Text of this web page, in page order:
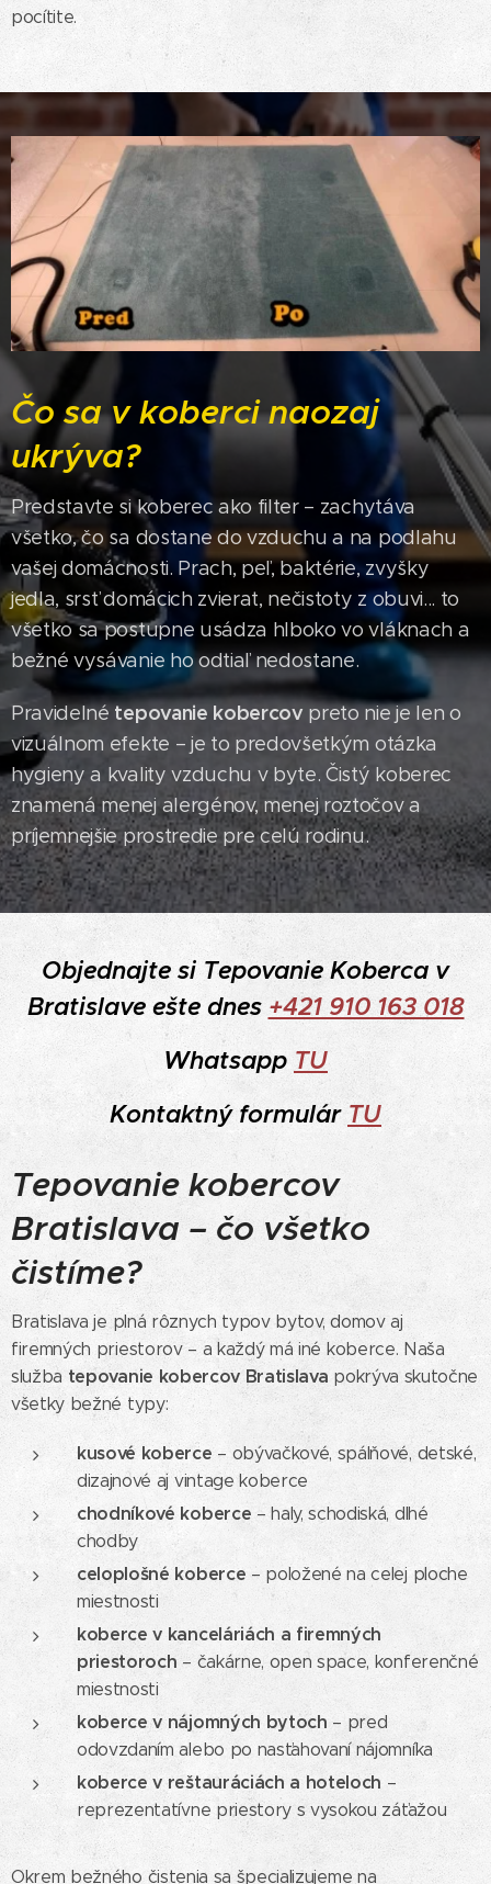
pocítite.
Čo sa v koberci naozaj
ukrýva?
Predstavte si koberec ako filter – zachytáva
všetko, čo sa dostane do vzduchu a na podlahu
vašej domácnosti. Prach, peľ, baktérie, zvyšky
jedla, srsť domácich zvierat, nečistoty z obuvi... to
všetko sa postupne usádza hlboko vo vláknach a
bežné vysávanie ho odtiaľ nedostane.
Pravidelné tepovanie kobercov preto nie je len o
vizuálnom efekte – je to predovšetkým otázka
hygieny a kvality vzduchu v byte. Čistý koberec
znamená menej alergénov, menej roztočov a
príjemnejšie prostredie pre celú rodinu.
Objednajte si Tepovanie Koberca v
Bratislave ešte dnes +421 910 163 018
Whatsapp TU
Kontaktný formulárTU
Tepovanie kobercov
Bratislava – čo všetko
čistíme?
Bratislava je plná rôznych typov bytov, domov aj
firemných priestorov – a každý má iné koberce. Naša
služba tepovanie kobercov Bratislava pokrýva skutočne
všetky bežné typy:
kusové koberce – obývačkové, spálňové, detské,
dizajnové aj vintage koberce
chodníkové koberce – haly, schodiská, dlhé
chodby
celoplošné koberce – položené na celej ploche
miestnosti
koberce v kanceláriách a firemných
priestoroch – čakárne, open space, konferenčné
miestnosti
koberce v nájomných bytoch – pred
odovzdaním alebo po nasťahovaní nájomníka
koberce v reštauráciách a hoteloch –
reprezentatívne priestory s vysokou záťažou
Okrem bežného čistenia sa špecializujeme na